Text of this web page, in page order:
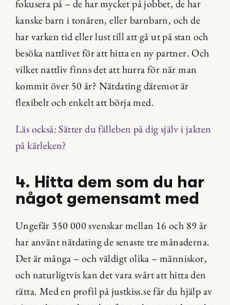
fokusera på – de har mycket på jobbet, de har
kanske barn i tonåren, eller barnbarn, och de
har varken tid eller lust till att gå ut på stan och
besöka nattlivet för att hitta en ny partner. Och
vilket nattliv finns det att hurra för när man
kommit över 50 år? Nätdating däremot är
flexibelt och enkelt att börja med.
Läs också: Sätter du fälleben på dig själv i jakten
på kärleken?
4. Hitta dem som du har
något gemensamt med
Ungefär 350 000 svenskar mellan 16 och 89 år
har använt nätdating de senaste tre månaderna.
Det är många – och väldigt olika – människor,
och naturligtvis kan det vara svårt att hitta den
rätta. Med en profil på justkiss.se får du hjälp av